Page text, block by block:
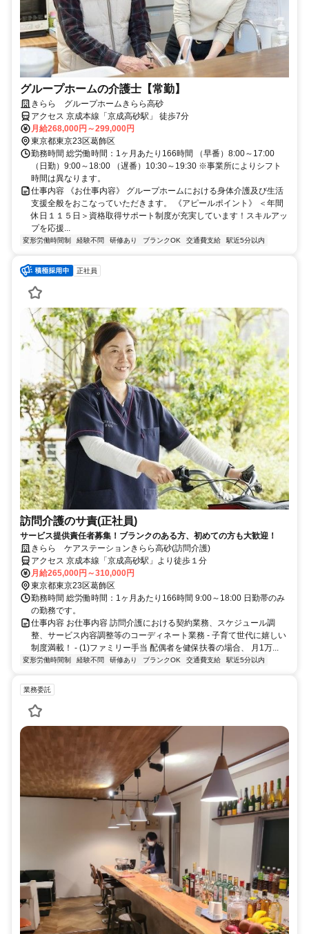
グループホームの介護士【常勤】
きらら グループホームきらら高砂
アクセス 京成本線「京成高砂駅」 徒歩7分
月給268,000円～299,000円
東京都東京23区葛飾区
勤務時間 総労働時間：1ヶ月あたり166時間 （早番）8:00～17:00
（日勤）9:00～18:00 （遅番）10:30～19:30 ※事業所によりシフト
時間は異なります。
仕事内容 《お仕事内容》 グループホームにおける身体介護及び生活
支援全般をおこなっていただきます。 《アピールポイント》 ＜年間
休日１１５日＞資格取得サポート制度が充実しています！スキルアッ
プを応援...
変形労働時間制 経験不問 研修あり ブランクOK 交通費支給 駅近5分以内
正社員
訪問介護のサ責(正社員)
サービス提供責任者募集！ブランクのある方、初めての方も大歓迎！
きらら ケアステーションきらら高砂(訪問介護)
アクセス 京成本線「京成高砂駅」より徒歩１分
月給265,000円～310,000円
東京都東京23区葛飾区
勤務時間 総労働時間：1ヶ月あたり166時間 9:00～18:00 日勤帯のみ
の勤務です。
仕事内容 お仕事内容 訪問介護における契約業務、スケジュール調
整、サービス内容調整等のコーディネート業務 - 子育て世代に嬉しい
制度満載！ - (1)ファミリー手当 配偶者を健保扶養の場合、 月1万...
変形労働時間制 経験不問 研修あり ブランクOK 交通費支給 駅近5分以内
業務委託